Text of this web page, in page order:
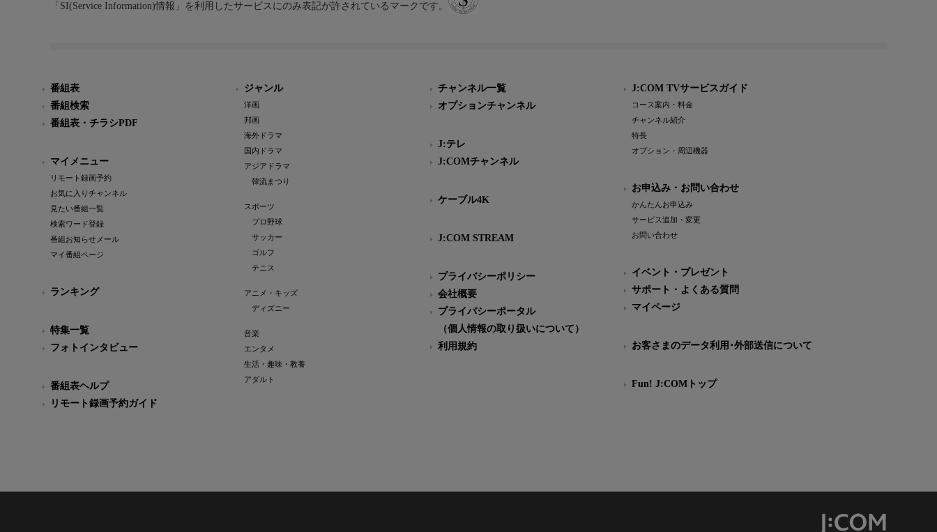
「SI(Service Information)情報」を利用したサービスにのみ表記が許されているマークです。
番組表
番組検索
番組表・チラシPDF
マイメニュー
リモート録画予約
お気に入りチャンネル
見たい番組一覧
検索ワード登録
番組お知らせメール
マイ番組ページ
ランキング
特集一覧
フォトインタビュー
番組表ヘルプ
リモート録画予約ガイド
ジャンル
洋画
邦画
海外ドラマ
国内ドラマ
アジアドラマ
韓流まつり
スポーツ
プロ野球
サッカー
ゴルフ
テニス
アニメ・キッズ
ディズニー
音楽
エンタメ
生活・趣味・教養
アダルト
チャンネル一覧
オプションチャンネル
J:テレ
J:COMチャンネル
ケーブル4K
J:COM STREAM
プライバシーポリシー
会社概要
プライバシーポータル
（個人情報の取り扱いについて）
利用規約
J:COM TVサービスガイド
コース案内・料金
チャンネル紹介
特長
オプション・周辺機器
お申込み・お問い合わせ
かんたんお申込み
サービス追加・変更
お問い合わせ
イベント・プレゼント
サポート・よくある質問
マイページ
お客さまのデータ利用･外部送信について
Fun! J:COMトップ